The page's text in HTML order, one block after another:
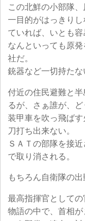
この北鮮の小部隊
一目的がはっきり
ていれば、いとも容
なんといっても原
社だ。
銃器など一切持たな
付近の住民避難と
るが、さぁ誰が、ど
装甲車を吹っ飛ば
刀打ち出来ない。
ＳＡＴの部隊を接
で取り消される。
もちろん自衛隊の出
最高指揮官としての
物語の中で、首相